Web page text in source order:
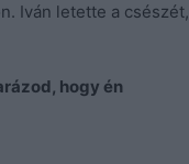
Iván letette a csészét,
hogy én